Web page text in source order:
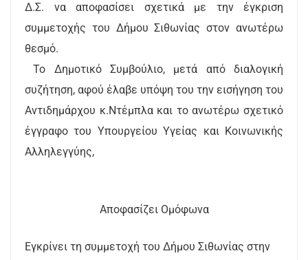
Δ.Σ. να αποφασίσει σχετικά με την έγκριση
συμμετοχής του Δήμου Σιθωνίας στον ανωτέρω
θεσμό.
Το Δημοτικό Συμβούλιο, μετά από διαλογική
συζήτηση, αφού έλαβε υπόψη του την εισήγηση του
Αντιδημάρχου κ.Ντέμπλα και το ανωτέρω σχετικό
έγγραφο του Υπουργείου Υγείας και Κοινωνικής
Αλληλεγγύης,
Αποφασίζει Ομόφωνα
Εγκρίνει τη συμμετοχή του Δήμου Σιθωνίας στην